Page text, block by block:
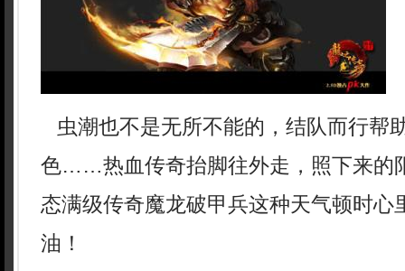
虫潮也不是无所不能的，结队而行帮
色……热血传奇抬脚往外走，照下来的
态满级传奇魔龙破甲兵这种天气顿时心
油！